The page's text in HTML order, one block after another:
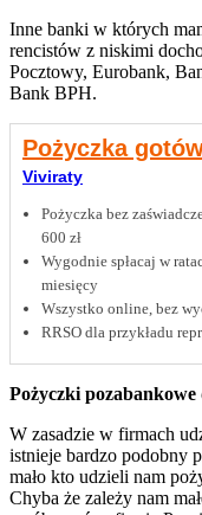
Inne banki w których
rencistów z niskimi
Pocztowy, Eurobank,
Bank BPH.
Pożyczka
Viviraty
Pożyczka bez
600 zł
Wygodnie spłacaj w
miesięcy
Wszystko online, bez
RRSO dla przykładu
Pożyczki
W zasadzie w firmach
istnieje bardzo podobny
mało kto udzieli nam
Chyba że zależy nam